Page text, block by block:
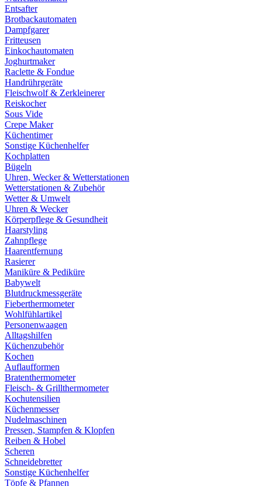
Entsafter
Brotbackautomaten
Dampfgarer
Fritteusen
Einkochautomaten
Joghurtmaker
Raclette & Fondue
Handrührgeräte
Fleischwolf & Zerkleinerer
Reiskocher
Sous Vide
Crepe Maker
Küchentimer
Sonstige Küchenhelfer
Kochplatten
Bügeln
Uhren, Wecker & Wetterstationen
Wetterstationen & Zubehör
Wetter & Umwelt
Uhren & Wecker
Körperpflege & Gesundheit
Haarstyling
Zahnpflege
Haarentfernung
Rasierer
Maniküre & Pediküre
Babywelt
Blutdruckmessgeräte
Fieberthermometer
Wohlfühlartikel
Personenwaagen
Alltagshilfen
Küchenzubehör
Kochen
Auflaufformen
Bratenthermometer
Fleisch- & Grillthermometer
Kochutensilien
Küchenmesser
Nudelmaschinen
Pressen, Stampfen & Klopfen
Reiben & Hobel
Scheren
Schneidebretter
Sonstige Küchenhelfer
Töpfe & Pfannen